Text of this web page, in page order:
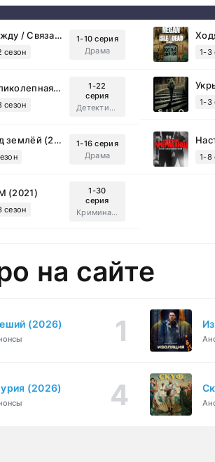
Между / Связанные судьбой (2025)
сезон
1-10 серия
Драма
1-3
Великолепная Пятерка (2019)
сезон
1-22
серия
Детектив, Русский
1-3
Под землёй (2026)
1-16 серия
Драма
1-8
(2021)
сезон
1-30
серия
Криминал, Комедия
на сайте
(2026)
(2026)